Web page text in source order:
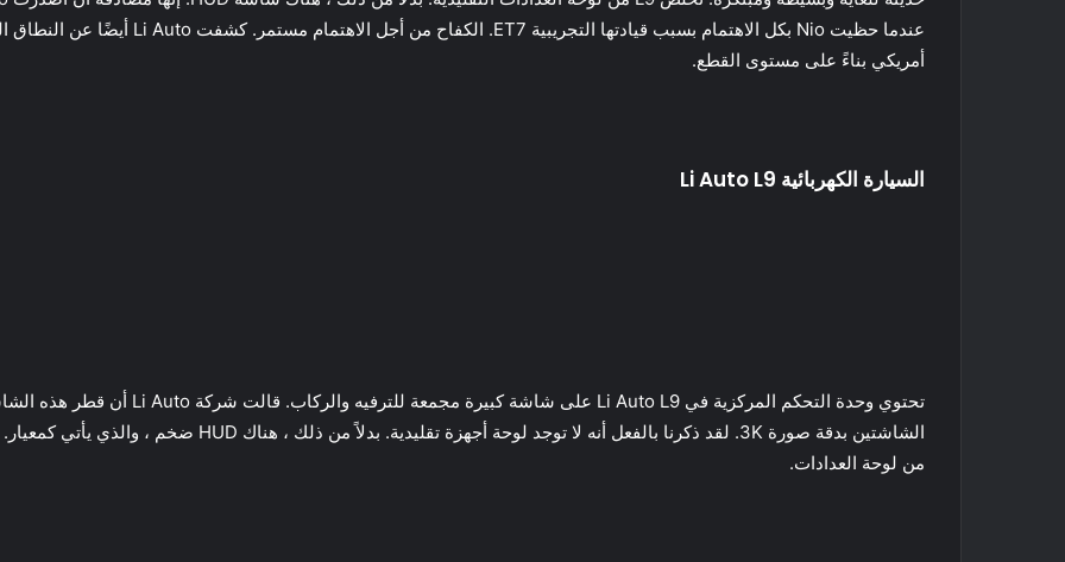
أمريكي بناءً على مستوى القطع.
السيارة الكهربائية Li Auto L9
من لوحة العدادات.